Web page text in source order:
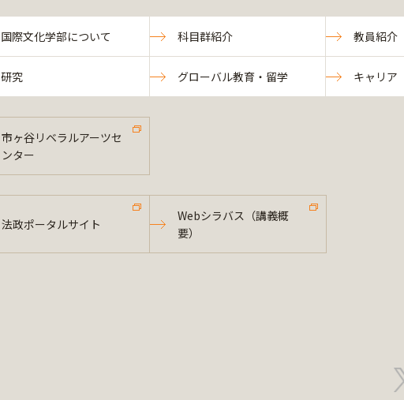
国際文化学部について 科目群紹介 教員紹介
研究 グローバル教育・留学 キャリア
市ヶ谷リベラルアーツセ
ンター
法政ポータルサイト
Webシラバス（講義概
要）